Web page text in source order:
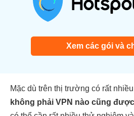
Xem các gói và
Mặc dù trên thị trường có rất
không phải VPN nào cũng